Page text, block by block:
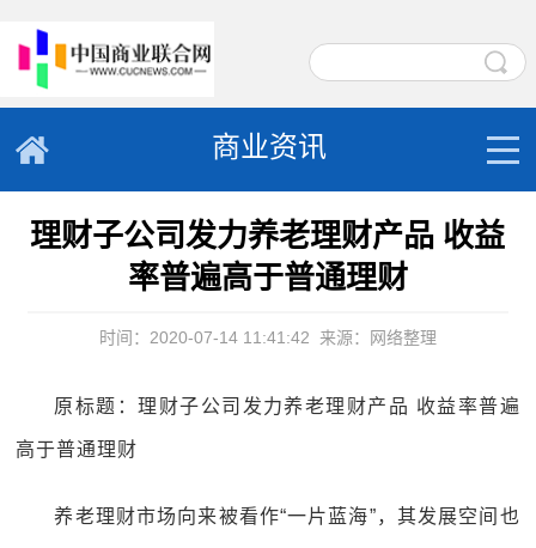
商业资讯
理财子公司发力养老理财产品 收益
率普遍高于普通理财
时间：2020-07-14 11:41:42 来源：网络整理
原标题：理财子公司发力养老理财产品 收益率普遍
高于普通理财
养老理财市场向来被看作“一片蓝海”，其发展空间也